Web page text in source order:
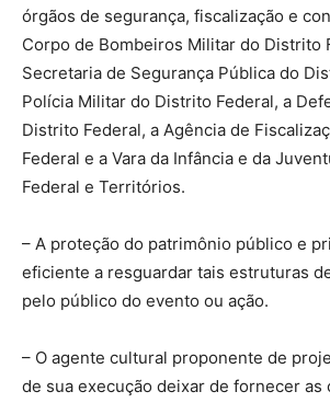
órgãos de segurança, fiscalização e
Corpo de Bombeiros Militar do Distrito
Secretaria de Segurança Pública do
Polícia Militar do Distrito Federal, a
Distrito Federal, a Agência de
Federal e a Vara da Infância e da
Federal e Territórios.
– A proteção do patrimônio público e
eficiente a resguardar tais estruturas
pelo público do evento ou ação.
– O agente cultural proponente de
de sua execução deixar de fornecer as